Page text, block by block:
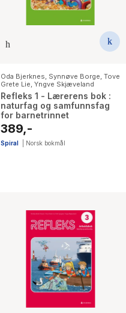
Oda Bjerknes Synnøve Borge Tove
Grete Lie Yngve Skjæveland
Refleks 1 - Lærerens bok :
naturfag og samfunnsfag
for barnetrinnet
389,-
Spiral Norsk bokmål